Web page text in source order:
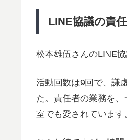
LINE協議の責
松本雄伍さんのLINE
活動回数は9回で、謙
た。責任者の業務を
室でも愛されています